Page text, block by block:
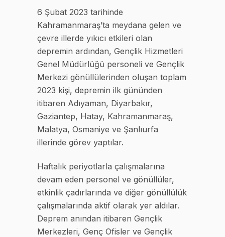
6 Şubat 2023 tarihinde
Kahramanmaraş’ta meydana gelen ve
çevre illerde yıkıcı etkileri olan
depremin ardından, Gençlik Hizmetleri
Genel Müdürlüğü personeli ve Gençlik
Merkezi gönüllülerinden oluşan toplam
2023 kişi, depremin ilk gününden
itibaren Adıyaman, Diyarbakır,
Gaziantep, Hatay, Kahramanmaraş,
Malatya, Osmaniye ve Şanlıurfa
illerinde görev yaptılar.
Haftalık periyotlarla çalışmalarına
devam eden personel ve gönüllüler,
etkinlik çadırlarında ve diğer gönüllülük
çalışmalarında aktif olarak yer aldılar.
Deprem anından itibaren Gençlik
Merkezleri, Genç Ofisler ve Gençlik